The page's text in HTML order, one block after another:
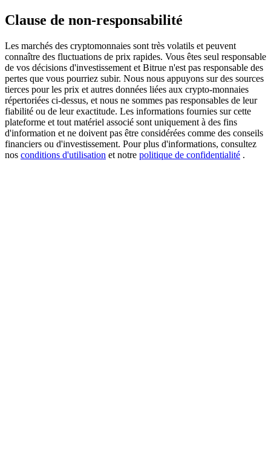
Exclusive for BitMart Users
Register & Trade to Win 500,000 USDT
Precious Metals Trading Carnival
Trade Gold & Silver · 33,333 USDT Bonus
Clause de non-responsabilité
Les marchés des cryptomonnaies sont très volatils et peuvent
connaître des fluctuations de prix rapides. Vous êtes seul responsable
de vos décisions d'investissement et Bitrue n'est pas responsable des
pertes que vous pourriez subir. Nous nous appuyons sur des sources
tierces pour les prix et autres données liées aux crypto-monnaies
répertoriées ci-dessus, et nous ne sommes pas responsables de leur
fiabilité ou de leur exactitude. Les informations fournies sur cette
plateforme et tout matériel associé sont uniquement à des fins
d'information et ne doivent pas être considérées comme des conseils
financiers ou d'investissement. Pour plus d'informations, consultez
nos conditions d'utilisation et notre politique de confidentialité .